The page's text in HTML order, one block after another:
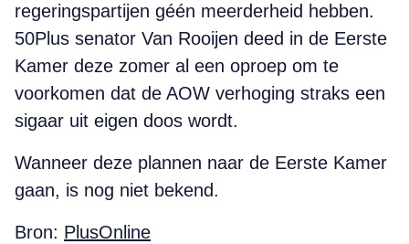
regeringspartijen géén meerderheid hebben.
50Plus senator Van Rooijen deed in de Eerste
Kamer deze zomer al een oproep om te
voorkomen dat de AOW verhoging straks een
sigaar uit eigen doos wordt.
Wanneer deze plannen naar de Eerste Kamer
gaan, is nog niet bekend.
Bron: PlusOnline